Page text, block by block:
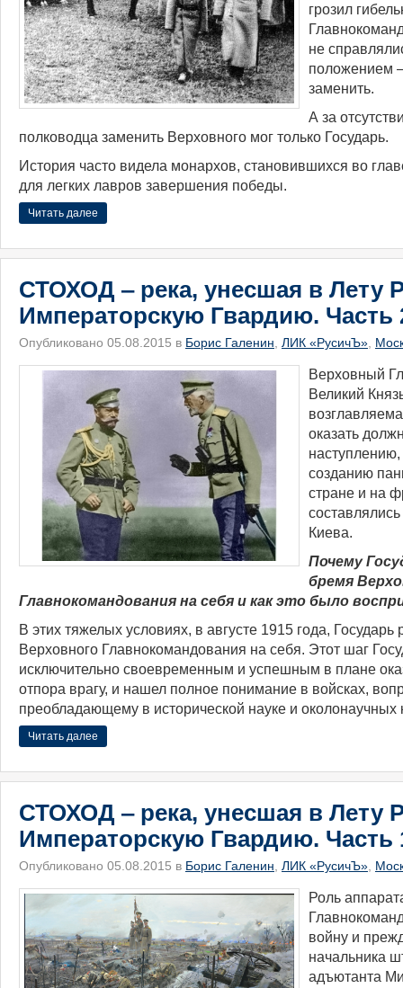
грозил
не
положением
заменить.
А за
полководца заменить Верховного мог только Государь.
История часто видела монархов, становившихся во
для легких лавров завершения победы.
Читать далее
СТОХОД ‒ река, унесшая в Лету
Императорскую Гвардию. Часть
Опубликовано 05.08.2015 в Борис Галенин ЛИК «РусичЪ»
Верховный
Великий
оказать
созданию
стране и на
Киева.
Почему
бремя
Главнокомандования на себя и как это было
В этих тяжелых условиях, в августе 1915 года,
Верховного Главнокомандования на себя. Этот шаг
исключительно своевременным и успешным в плане
отпора врагу, и нашел полное понимание в войсках,
преобладающему в исторической науке и околонаучных
Читать далее
СТОХОД ‒ река, унесшая в Лету
Императорскую Гвардию. Часть
Опубликовано 05.08.2015 в Борис Галенин ЛИК «РусичЪ»
​Роль
войну и
начальника
адъютанта